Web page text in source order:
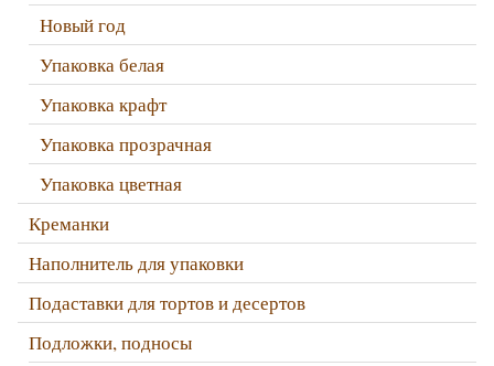
Новый год
Упаковка белая
Упаковка крафт
Упаковка прозрачная
Упаковка цветная
Креманки
Наполнитель для упаковки
Подаставки для тортов и десертов
Подложки, подносы